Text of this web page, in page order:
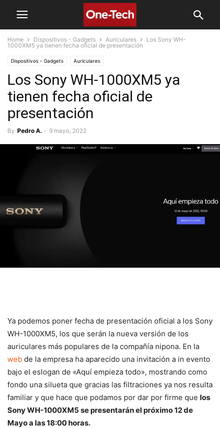
Home Dispositivos - Gadgets Auriculares
Los Sony WH-
1000XM5 ya tienen fecha oficial de presentación
Dispositivos - Gadgets Auriculares
Los Sony WH-1000XM5 ya
tienen fecha oficial de
presentación
By Pedro A. - 9 mayo, 2022
Ya podemos poner fecha de presentación oficial a los Sony
WH-1000XM5, los que serán la nueva versión de los
auriculares más populares de la compañía nipona. En la
web de la empresa ha aparecido una invitación a in evento
bajo el eslogan de «Aquí empieza todo», mostrando como
fondo una silueta que gracias las filtraciones ya nos resulta
familiar y que hace que podamos por dar por firme que los
Sony WH-1000XM5 se presentarán el próximo 12 de
Mayo a las 18:00 horas.